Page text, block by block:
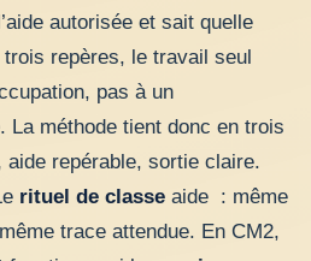
autorisée et sait quelle
repères, le travail seul
pas à un
La méthode tient donc en trois
repérable, sortie claire.
rituel de classe aide : même
trace attendue. En CM2,